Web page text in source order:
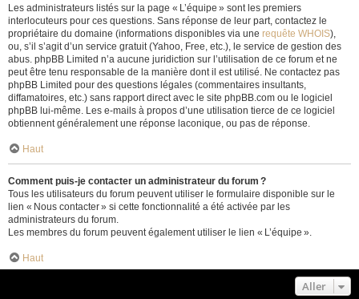
Les administrateurs listés sur la page « L’équipe » sont les premiers
interlocuteurs pour ces questions. Sans réponse de leur part, contactez le
propriétaire du domaine (informations disponibles via une requête WHOIS),
ou, s’il s’agit d’un service gratuit (Yahoo, Free, etc.), le service de gestion des
abus. phpBB Limited n’a aucune juridiction sur l’utilisation de ce forum et ne
peut être tenu responsable de la manière dont il est utilisé. Ne contactez pas
phpBB Limited pour des questions légales (commentaires insultants,
diffamatoires, etc.) sans rapport direct avec le site phpBB.com ou le logiciel
phpBB lui-même. Les e-mails à propos d’une utilisation tierce de ce logiciel
obtiennent généralement une réponse laconique, ou pas de réponse.
Haut
Comment puis-je contacter un administrateur du forum ?
Tous les utilisateurs du forum peuvent utiliser le formulaire disponible sur le
lien « Nous contacter » si cette fonctionnalité a été activée par les
administrateurs du forum.
Les membres du forum peuvent également utiliser le lien « L’équipe ».
Haut
Aller